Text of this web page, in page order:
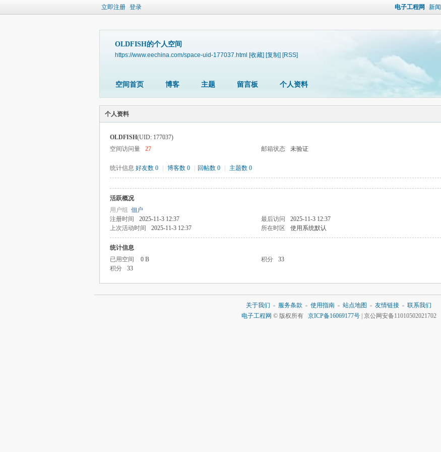
立即注册 登录 电子工程网 新闻
OLDFISH的个人空间
https://www.eechina.com/space-uid-177037.html [收藏] [复制] [RSS]
空间首页 博客 主题 留言板 个人资料
个人资料
OLDFISH(UID: 177037)
空间访问量
27 邮箱状态 未验证
统计信息 好友数 0 博客数 0 回帖数 0 主题数 0
活跃概况
用户组 佃户
注册时间
2025-11-3 12:37 最后访问
2025-11-3 12:37
上次活动时间
2025-11-3 12:37 所在时区 使用系统默认
统计信息
已用空间
0 B 积分
33
积分
33
关于我们 - 服务条款 - 使用指南 - 站点地图 - 友情链接 - 联系我们
电子工程网 © 版权所有 京ICP备16069177号| 京公网安备11010502021702